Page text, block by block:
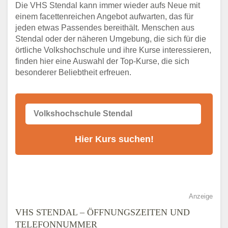
Telefonnummer
Stellenangebote der Volkshochschule
Stendal
Online-Kurse – Alternative Angebote zum
VHS-Kurs
Alternativen zum VHS Programm 2026 in
Die VHS Stendal kann immer wieder aufs Neue mit
einem facettenreichen Angebot aufwarten, das für
jeden etwas Passendes bereithält. Menschen aus
Stendal oder der näheren Umgebung, die sich für die
örtliche Volkshochschule und ihre Kurse interessieren,
finden hier eine Auswahl der Top-Kurse, die sich
besonderer Beliebtheit erfreuen.
Anzeige
VHS STENDAL – ÖFFNUNGSZEITEN UND
TELEFONNUMMER